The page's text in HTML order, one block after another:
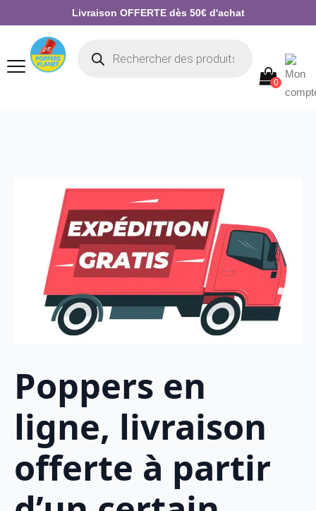
Livraison OFFERTE dès 50€ d'achat
0
Poppers en
ligne, livraison
offerte à partir